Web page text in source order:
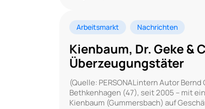
Arbeitsmarkt Nachrichten
Kienbaum, Dr. Geke
Überzeugungstäter
(Quelle: PERSONALintern Autor
Bethkenhagen (47), seit 2005 – mit
Kienbaum (Gummersbach) auf